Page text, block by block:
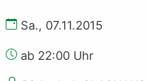
Sa., 07.11.2015
ab 22:00 Uhr